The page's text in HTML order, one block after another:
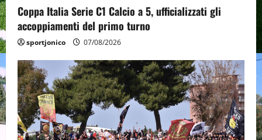
Coppa Italia Serie C1 Calcio a 5, ufficializzati gli
accoppiamenti del primo turno
sportjonico 07/08/2026